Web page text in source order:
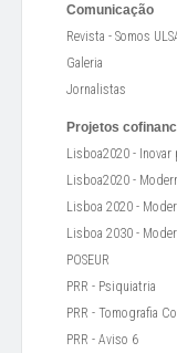
Comunicação
Revista - Somos
Galeria
Jornalistas
Projetos
Lisboa2020 - Inovar
Lisboa2020 -
Lisboa 2020 -
Lisboa 2030 -
POSEUR
PRR - Psiquiatria
PRR - Tomografia
PRR - Aviso 6